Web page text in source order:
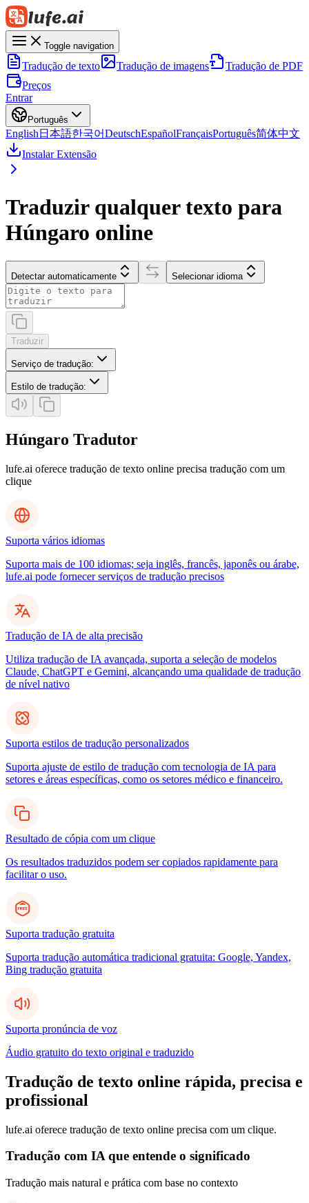
Toggle navigation
Tradução de texto Tradução de imagens
Tradução de PDF
Preços
Entrar
Português
English 日本語한국어DeutschEspañolFrançaisPortuguês简体中文
Instalar Extensão
Traduzir qualquer texto para
Húngaro online
Detectar automaticamente Selecionar idioma
Traduzir
Serviço de tradução:
Estilo de tradução:
Húngaro Tradutor
lufe.ai oferece tradução de texto online precisa tradução com um
clique
Suporta vários idiomas
Suporta mais de 100 idiomas; seja inglês, francês, japonês ou árabe,
lufe.ai pode fornecer serviços de tradução precisos
Tradução de IA de alta precisão
Utiliza tradução de IA avançada, suporta a seleção de modelos
Claude, ChatGPT e Gemini, alcançando uma qualidade de tradução
de nível nativo
Suporta estilos de tradução personalizados
Suporta ajuste de estilo de tradução com tecnologia de IA para
setores e áreas específicas, como os setores médico e financeiro.
Resultado de cópia com um clique
Os resultados traduzidos podem ser copiados rapidamente para
facilitar o uso.
Suporta tradução gratuita
Suporta tradução automática tradicional gratuita: Google, Yandex,
Bing tradução gratuita
Suporta pronúncia de voz
Áudio gratuito do texto original e traduzido
Tradução de texto online rápida, precisa e
profissional
lufe.ai oferece tradução de texto online precisa com um clique.
Tradução com IA que entende o significado
Tradução mais natural e prática com base no contexto